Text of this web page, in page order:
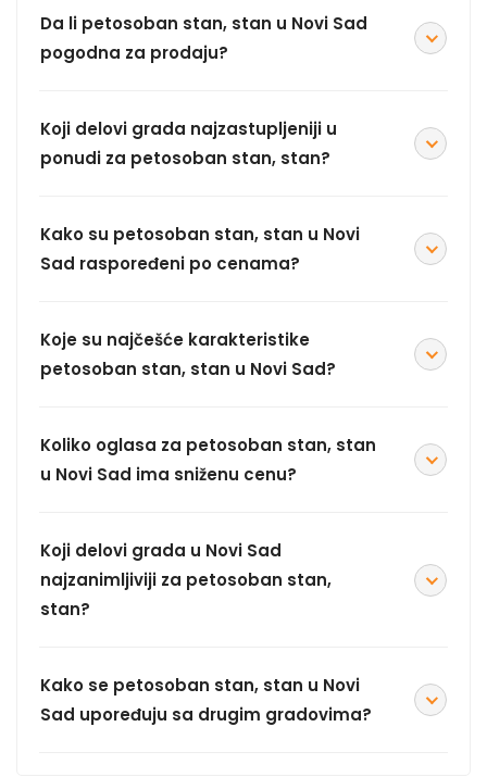
Da li petosoban stan, stan u Novi Sad
pogodna za prodaju?
Koji delovi grada najzastupljeniji u
ponudi za petosoban stan, stan?
Kako su petosoban stan, stan u Novi
Sad raspoređeni po cenama?
Koje su najčešće karakteristike
petosoban stan, stan u Novi Sad?
Koliko oglasa za petosoban stan, stan
u Novi Sad ima sniženu cenu?
Koji delovi grada u Novi Sad
najzanimljiviji za petosoban stan,
stan?
Kako se petosoban stan, stan u Novi
Sad upoređuju sa drugim gradovima?